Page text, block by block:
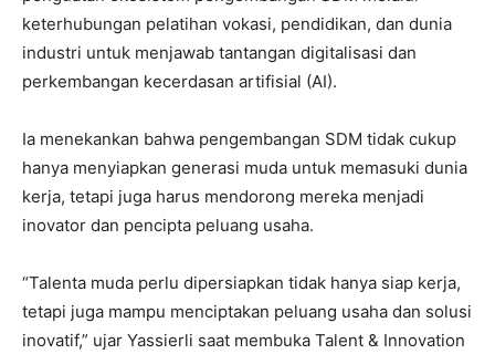
keterhubungan pelatihan vokasi, pendidikan, dan dunia
industri untuk menjawab tantangan digitalisasi dan
perkembangan kecerdasan artifisial (AI).
Ia menekankan bahwa pengembangan SDM tidak cukup
hanya menyiapkan generasi muda untuk memasuki dunia
kerja, tetapi juga harus mendorong mereka menjadi
inovator dan pencipta peluang usaha.
“Talenta muda perlu dipersiapkan tidak hanya siap kerja,
tetapi juga mampu menciptakan peluang usaha dan solusi
inovatif,” ujar Yassierli saat membuka Talent & Innovation